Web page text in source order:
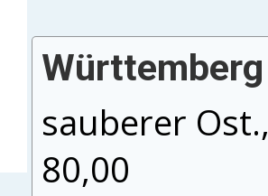
sauberer
80,00